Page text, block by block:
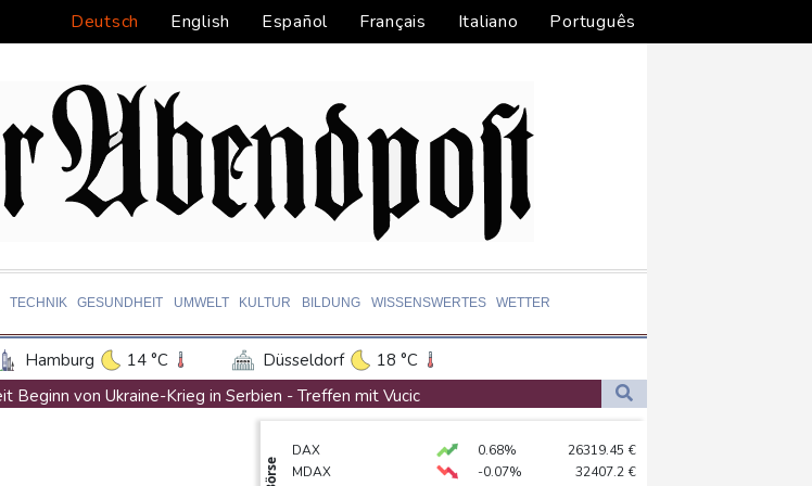
Deutsch English Español Français Italiano Português
TECHNIK GESUNDHEIT UMWELT KULTUR BILDUNG WISSENSWERTES WETTER
Hamburg 14 °C Düsseldorf
18 °C
Leipzig 17 °C Dortmund
Bremen
Wien
Beginn von Ukraine-Krieg in Serbien - Treffen mit Vucic
auf Zentralbank-Vorständin Cook
Börse
DAX 0.68% 26319.45 €
MDAX
-0.07% 32407.2 €